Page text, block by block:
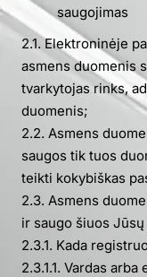
saugojimas
2.1. Elektroninėje
asmens duomenis
tvarkytojas rinks,
duomenis;
2.2. Asmens
saugos tik tuos
teikti kokybiškas
2.3. Asmens
ir saugo šiuos
2.3.1. Kada
2.3.1.1. Vardas